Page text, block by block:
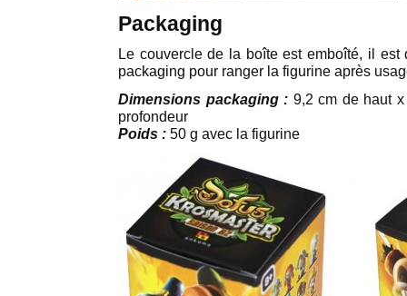
Packaging
Le couvercle de la boîte est emboîté, il
packaging pour ranger la figurine après
Dimensions packaging : 9,2 cm de haut
profondeur
Poids : 50 g avec la figurine